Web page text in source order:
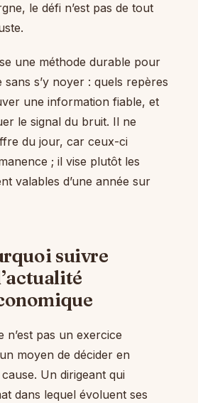
le défi n’est pas de tout
une méthode durable pour
sans s’y noyer : quels repères
une information fiable, et
le signal du bruit. Il ne
du jour, car ceux-ci
; il vise plutôt les
valables d’une année sur
suivre
n’est pas un exercice
un moyen de décider en
Un dirigeant qui
dans lequel évoluent ses